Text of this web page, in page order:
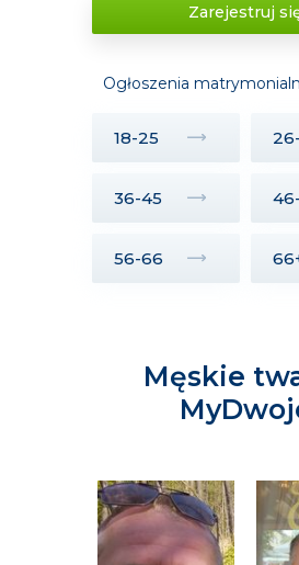
Zarejestruj
Ogłoszenia
18-25
36-45
56-66
Męskie